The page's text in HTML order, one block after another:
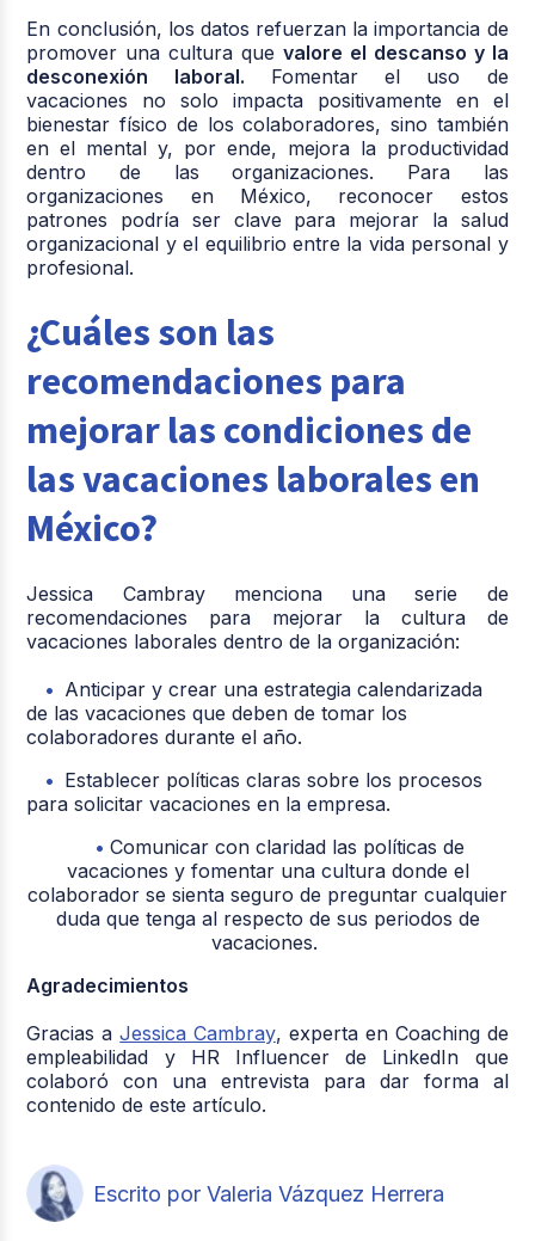
En conclusión, los datos refuerzan la importancia de
promover una cultura que valore el descanso y la
desconexión laboral. Fomentar el uso de
vacaciones no solo impacta positivamente en el
bienestar físico de los colaboradores, sino también
en el mental y, por ende, mejora la productividad
dentro de las organizaciones. Para las
organizaciones en México, reconocer estos
patrones podría ser clave para mejorar la salud
organizacional y el equilibrio entre la vida personal y
profesional.
¿Cuáles son las
recomendaciones para
mejorar las condiciones de
las vacaciones laborales en
México?
Jessica Cambray menciona una serie de
recomendaciones para mejorar la cultura de
vacaciones laborales dentro de la organización:
Anticipar y crear una estrategia calendarizada
de las vacaciones que deben de tomar los
colaboradores durante el año.
Establecer políticas claras sobre los procesos
para solicitar vacaciones en la empresa.
Comunicar con claridad las políticas de
vacaciones y fomentar una cultura donde el
colaborador se sienta seguro de preguntar cualquier
duda que tenga al respecto de sus periodos de
vacaciones.
Agradecimientos
Gracias aJessica Cambray, experta en Coaching de
empleabilidad y HR Influencer de LinkedIn que
colaboró con una entrevista para dar forma al
contenido de este artículo.
Escrito por Valeria Vázquez Herrera